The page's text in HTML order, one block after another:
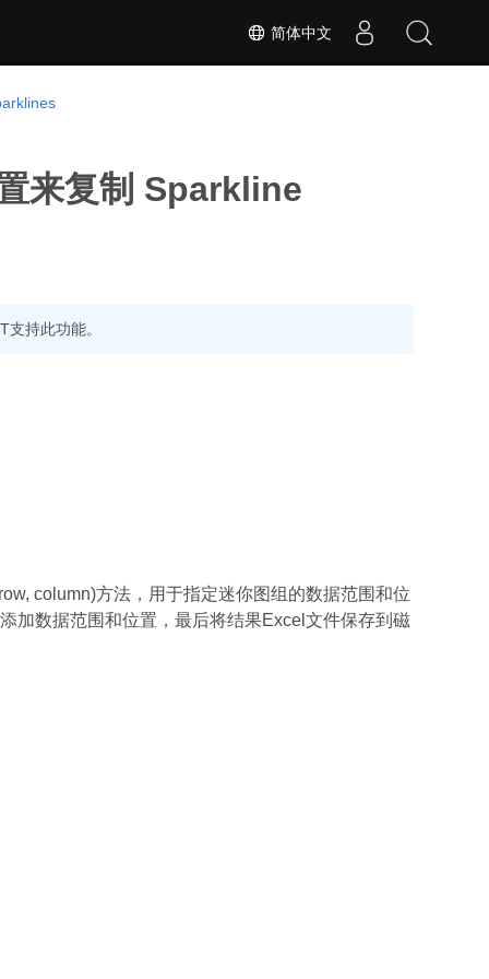
简体中文
来复制 Sparkline
持此功能。
column)方法，用于指定迷你图组的数据范围和位
加数据范围和位置，最后将结果Excel文件保存到磁